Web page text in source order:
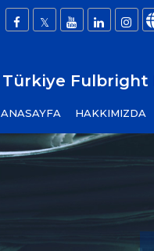
Türkiye Fulbright
ANASAYFA HAKKIMIZDA